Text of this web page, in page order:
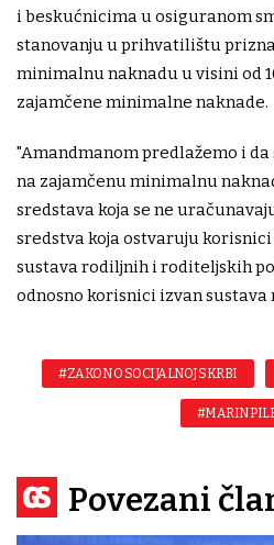
i beskućnicima u osiguranom
stanovanju u prihvatilištu
minimalnu naknadu u visini od
zajamčene minimalne naknade.
"Amandmanom predlažemo i
na zajamčenu minimalnu
sredstava koja se ne
sredstva koja ostvaruju
sustava rodiljnih i roditeljskih
odnosno korisnici izvan sustava
#ZAKON O SOCIJALNOJ SKRBI
#MARIN
Povezani